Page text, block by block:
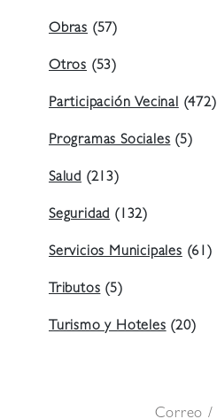
Obras (57)
Otros (53)
Participación Vecinal (472)
Programas Sociales (5)
Salud (213)
Seguridad (132)
Servicios Municipales (61)
Tributos (5)
Turismo y Hoteles (20)
Correo